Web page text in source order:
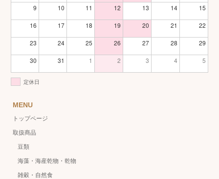
9 10 11 12 13 14 15
16 17 18 19 20 21 22
23 24 25 26 27 28 29
30 31 1 2 3 4 5
定休日
MENU
トップページ
取扱商品
豆類
海藻・海産乾物・乾物
雑穀・自然食